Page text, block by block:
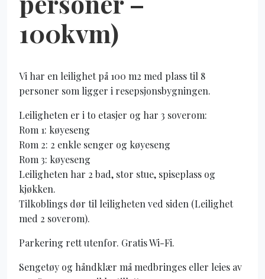
100kvm)
Vi har en leilighet på 100 m2 med plass til 8
personer som ligger i resepsjonsbygningen.
Leiligheten er i to etasjer og har 3 soverom:
Rom 1: køyeseng
Rom 2: 2 enkle senger og køyeseng
Rom 3: køyeseng
Leiligheten har 2 bad, stor stue, spiseplass og
kjøkken.
Tilkoblings dør til leiligheten ved siden (Leilighet
med 2 soverom).
Parkering rett utenfor. Gratis Wi-Fi.
Sengetøy og håndklær må medbringes eller leies av